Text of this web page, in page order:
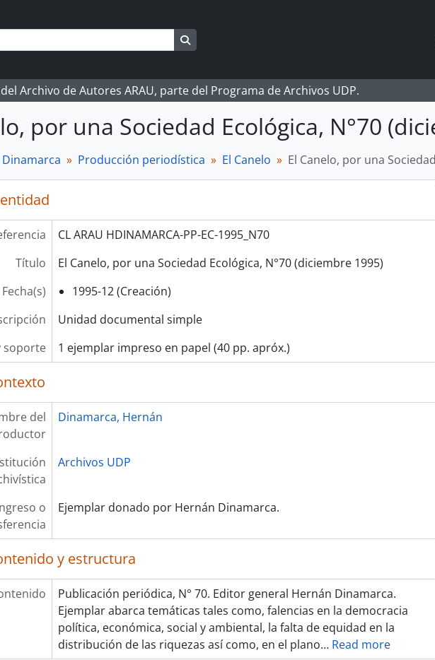
Archivo de Autores ARAU, parte del Programa de Archivos UDP.
por una Sociedad Ecológica, N°70
Producción periodística El Canelo El Canelo, por una
CL ARAU HDINAMARCA-PP-EC-1995_N70
Título
El Canelo, por una Sociedad Ecológica, N°70 (diciembre 1995)
Fecha(s)
1995-12 (Creación)
Unidad documental simple
soporte
1 ejemplar impreso en papel (40 pp. apróx.)
del
Dinamarca, Hernán
Archivos UDP
o
Ejemplar donado por Hernán Dinamarca.
y estructura
Publicación periódica, N° 70. Editor general Hernán Dinamarca.
Ejemplar abarca temáticas tales como, falencias en la democracia
política, económica, social y ambiental, la falta de equidad en la
distribución de las riquezas así como, en el plano… Read more